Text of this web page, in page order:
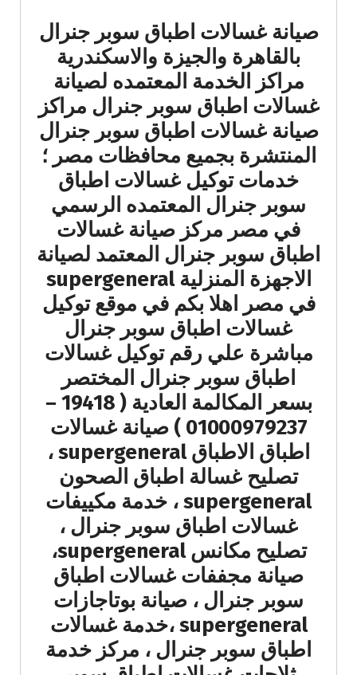
صيانة غسالات اطباق سوبر جنرال
بالقاهرة والجيزة والاسكندرية
مراكز الخدمة المعتمده لصيانة
غسالات اطباق سوبر جنرال مراكز
صيانة غسالات اطباق سوبر جنرال
المنتشرة بجميع محافظات مصر ؛
خدمات توكيل غسالات اطباق
سوبر جنرال المعتمده الرسمي
في مصر مركز صيانة غسالات
اطباق سوبر جنرال المعتمد لصيانة
الاجهزة المنزلية supergeneral
في مصر اهلا بكم في موقع توكيل
غسالات اطباق سوبر جنرال
مباشرة علي رقم توكيل غسالات
اطباق سوبر جنرال المختصر
بسعر المكالمة العادية ( 19418 –
01000979237 ) صيانة غسالات
اطباق الاطباق supergeneral ،
تصليح غسالة اطباق الصحون
supergeneral ، خدمة مكييفات
غسالات اطباق سوبر جنرال ،
تصليح مكانس supergeneral،
صيانة مجففات غسالات اطباق
سوبر جنرال ، صيانة بوتاجازات
supergeneral ،خدمة غسالات
اطباق سوبر جنرال ، مركز خدمة